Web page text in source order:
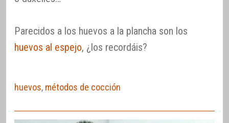
Parecidos a los huevos a la plancha son los
huevos al espejo, ¿los recordáis?
huevos, métodos de cocción